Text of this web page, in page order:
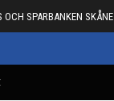
SPARBANKEN SKÅNE